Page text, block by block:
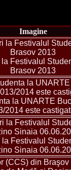
Imagine
Festivalul
Brasov 2013
la UNARTE
2014 este
Festivalul
Sinaia